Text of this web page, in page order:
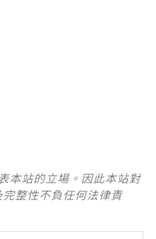
本站的立場。因此本站對
整性不負任何法律責